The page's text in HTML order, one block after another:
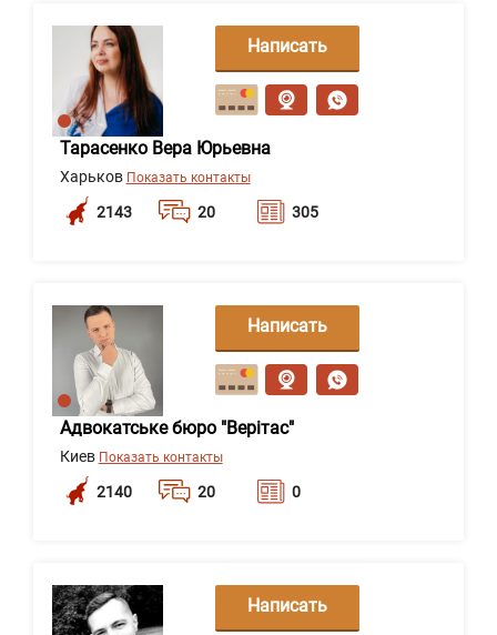
Тарасенко Вера Юрьевна
Харьков Показать контакты
2143 20 305
Написать
сообщение
Адвокатське бюро "Верітас"
Киев Показать контакты
2140 20 0
Написать
сообщение
Написать